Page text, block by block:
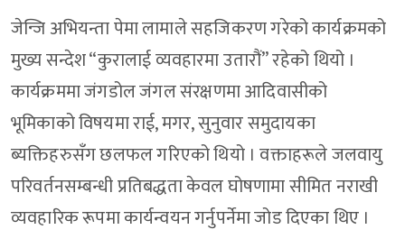
जेन्जि अभियन्ता पेमा लामाले सहजिकरण गरेको कार्यक्रमको
मुख्य सन्देश “कुरालाई व्यवहारमा उतारौं” रहेको थियो ।
कार्यक्रममा जंगडोल जंगल संरक्षणमा आदिवासीको
भूमिकाको विषयमा राई, मगर, सुनुवार समुदायका
ब्यक्तिहरुसँग छलफल गरिएको थियो । वक्ताहरूले जलवायु
परिवर्तनसम्बन्धी प्रतिबद्धता केवल घोषणामा सीमित नराखी
व्यवहारिक रूपमा कार्यन्वयन गर्नुपर्नेमा जोड दिएका थिए ।